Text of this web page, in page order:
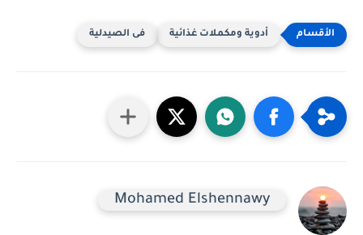
أدوية ومكملات غذائية فى الصيدلية
Mohamed Elshennawy